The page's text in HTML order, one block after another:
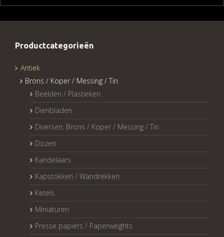
Productcategorieën
Antiek
Brons / Koper / Messing / Tin
Beelden / Plastieken
Dienbladen
Diversen: Brons / Koper / Messing / Tin
Dozen
Kandelaars
Kapstokken / Wandrekken
Ketels
Miniaturen
Presse papiers / Paperweights